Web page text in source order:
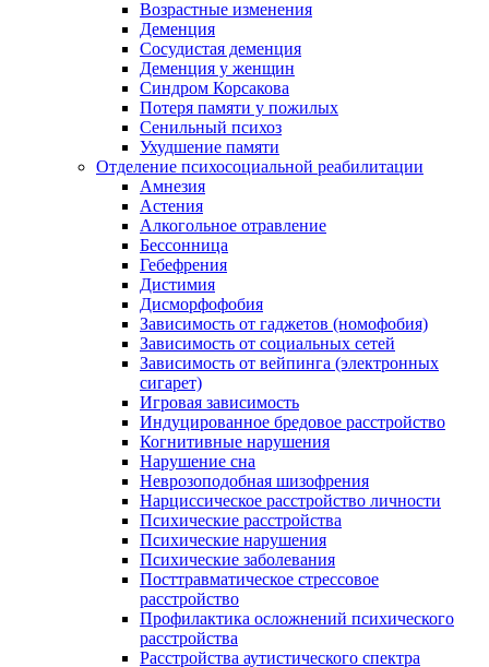
Возрастные изменения
Деменция
Сосудистая деменция
Деменция у женщин
Синдром Корсакова
Потеря памяти у пожилых
Сенильный психоз
Ухудшение памяти
Отделение психосоциальной реабилитации
Амнезия
Астения
Алкогольное отравление
Бессонница
Гебефрения
Дистимия
Дисморфофобия
Зависимость от гаджетов (номофобия)
Зависимость от социальных сетей
Зависимость от вейпинга (электронных
сигарет)
Игровая зависимость
Индуцированное бредовое расстройство
Когнитивные нарушения
Нарушение сна
Неврозоподобная шизофрения
Нарциссическое расстройство личности
Психические расстройства
Психические нарушения
Психические заболевания
Посттравматическое стрессовое
расстройство
Профилактика осложнений психического
расстройства
Расстройства аутистического спектра